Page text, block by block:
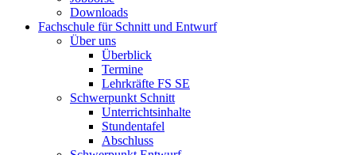
Downloads
Fachschule für Schnitt und Entwurf
Über uns
Überblick
Termine
Lehrkräfte FS SE
Schwerpunkt Schnitt
Unterrichtsinhalte
Stundentafel
Abschluss